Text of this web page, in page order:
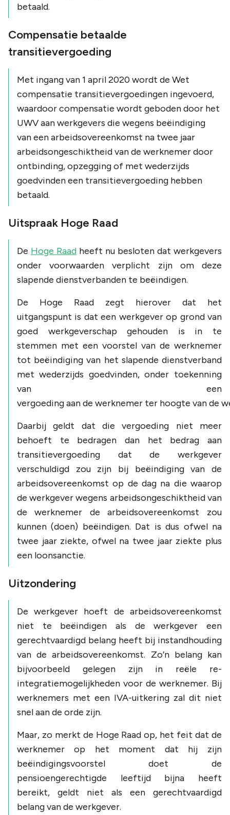
betaald.
Compensatie betaalde
transitievergoeding
Met ingang van 1 april 2020 wordt de Wet
compensatie transitievergoedingen ingevoerd,
waardoor compensatie wordt geboden door het
UWV aan werkgevers die wegens beëindiging
van een arbeidsovereenkomst na twee jaar
arbeidsongeschiktheid van de werknemer door
ontbinding, opzegging of met wederzijds
goedvinden een transitievergoeding hebben
betaald.
Uitspraak Hoge Raad
De Hoge Raad heeft nu besloten dat werkgevers
onder voorwaarden verplicht zijn om deze
slapende dienstverbanden te beëindigen.
De Hoge Raad zegt hierover dat het
uitgangspunt is dat een werkgever op grond van
goed werkgeverschap gehouden is in te
stemmen met een voorstel van de werknemer
tot beëindiging van het slapende dienstverband
met wederzijds goedvinden, onder toekenning
van een
vergoeding aan de werknemer ter hoogte van de
Daarbij geldt dat die vergoeding niet meer
behoeft te bedragen dan het bedrag aan
transitievergoeding dat de werkgever
verschuldigd zou zijn bij beëindiging van de
arbeidsovereenkomst op de dag na die waarop
de werkgever wegens arbeidsongeschiktheid van
de werknemer de arbeidsovereenkomst zou
kunnen (doen) beëindigen. Dat is dus ofwel na
twee jaar ziekte, ofwel na twee jaar ziekte plus
een loonsanctie.
Uitzondering
De werkgever hoeft de arbeidsovereenkomst
niet te beëindigen als de werkgever een
gerechtvaardigd belang heeft bij instandhouding
van de arbeidsovereenkomst. Zo’n belang kan
bijvoorbeeld gelegen zijn in reële re-
integratiemogelijkheden voor de werknemer. Bij
werknemers met een IVA-uitkering zal dit niet
snel aan de orde zijn.
Maar, zo merkt de Hoge Raad op, het feit dat de
werknemer op het moment dat hij zijn
beëindigingsvoorstel doet de
pensioengerechtigde leeftijd bijna heeft
bereikt, geldt niet als een gerechtvaardigd
belang van de werkgever.